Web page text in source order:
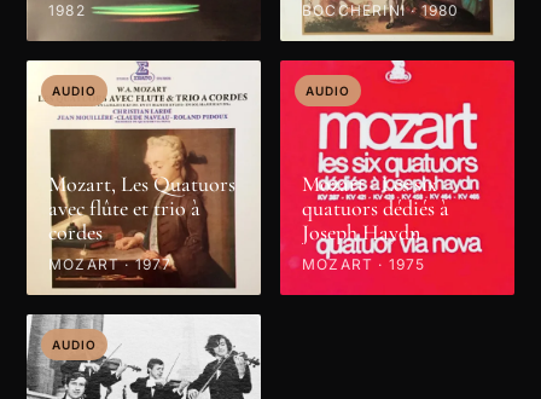
1982
BOCCHERINI · 1980
AUDIO
Mozart, Les Quatuors
avec flûte et trio à
cordes
MOZART · 1977
AUDIO
Mozart - Les six
quatuors dédiés à
Joseph Haydn
MOZART · 1975
AUDIO